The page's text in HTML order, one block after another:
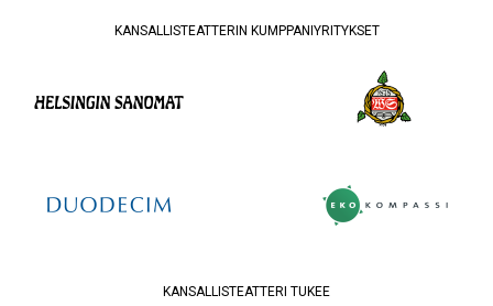
KANSALLISTEATTERIN KUMPPANIYRITYKSET
KANSALLISTEATTERI TUKEE